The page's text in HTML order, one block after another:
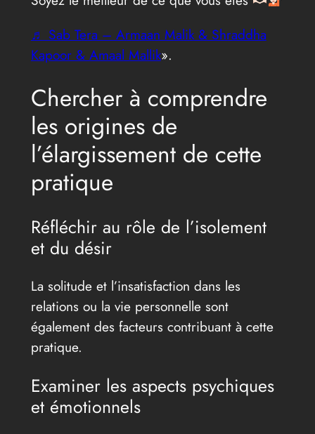
♬ Sab Tera – Armaan Malik & Shraddha
Kapoor & Amaal Mallik».
Chercher à comprendre
les origines de
l’élargissement de cette
pratique
Réfléchir au rôle de l’isolement
et du désir
La solitude et l’insatisfaction dans les
relations ou la vie personnelle sont
également des facteurs contribuant à cette
pratique.
Examiner les aspects psychiques
et émotionnels